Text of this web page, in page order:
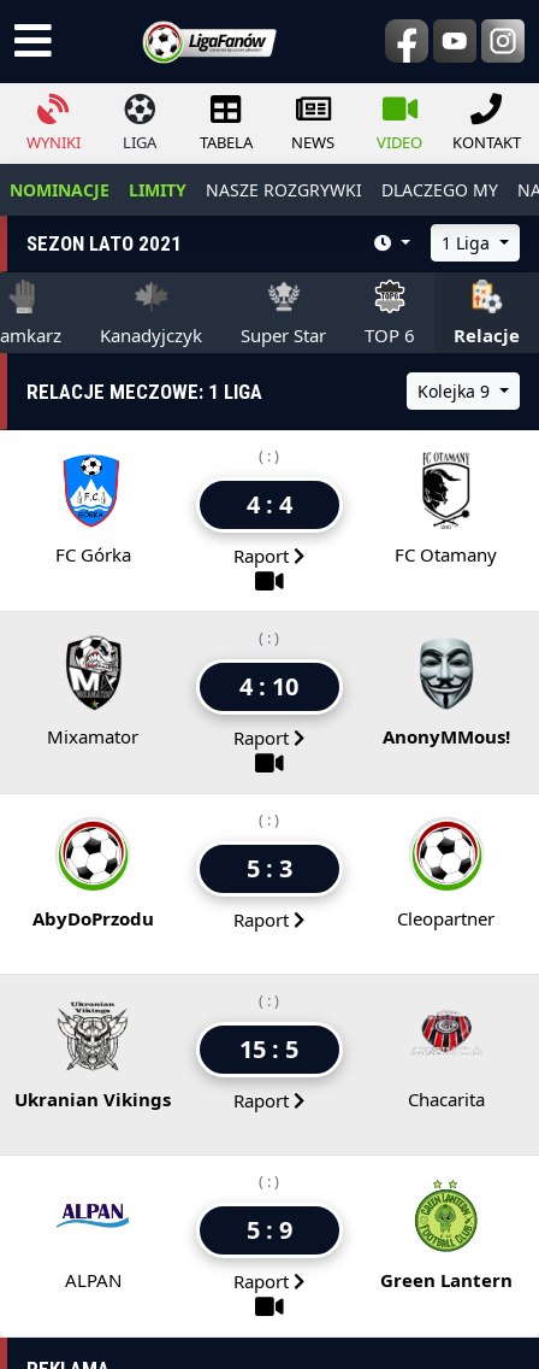
WYNIKI LIGA TABELA NEWS VIDEO KONTAKT
NOMINACJE LIMITY NASZE ROZGRYWKI DLACZEGO MY
SEZON LATO 2021 1 Liga
Kanadyjczyk Super Star TOP 6 Relacje
RELACJE MECZOWE: 1 LIGA Kolejka 9
FC Górka
( : )
4 : 4
Raport FC Otamany
Mixamator
( : )
4 : 10
Raport AnonyMMous!
AbyDoPrzodu
( : )
5 : 3
Raport Cleopartner
Ukranian Vikings
( : )
15 : 5
Raport Chacarita
ALPAN
( : )
5 : 9
Raport Green Lantern